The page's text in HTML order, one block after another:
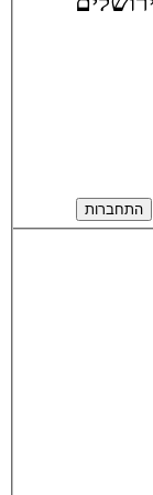
התחברות